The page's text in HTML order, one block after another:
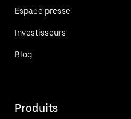
Espace presse
Investisseurs
Blog
Produits